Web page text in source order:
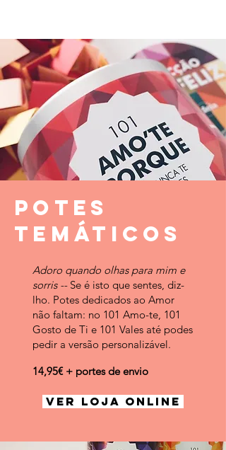
POTES
TEMÁTICOS
Adoro quando olhas para mim e
sorris -- Se é isto que sentes, diz-
lho. Potes dedicados ao Amor
não faltam: no 101 Amo-te, 101
Gosto de Ti e 101 Vales até podes
pedir a versão personalizável.
14,95€ + portes de envio
VER LOJA ONLINE